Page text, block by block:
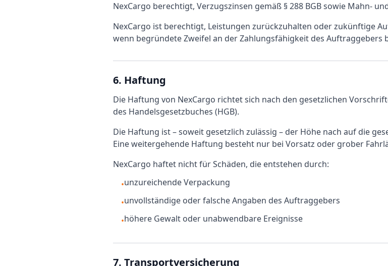
NexCargo berechtigt, Verzugszinsen gemäß § 288 BGB sowie Mahn-
NexCargo ist berechtigt, Leistungen zurückzuhalten oder zukünftige
wenn begründete Zweifel an der Zahlungsfähigkeit des Auftraggebers
6. Haftung
Die Haftung von NexCargo richtet sich nach den gesetzlichen
des Handelsgesetzbuches (HGB).
Die Haftung ist – soweit gesetzlich zulässig – der Höhe nach auf die
Eine weitergehende Haftung besteht nur bei Vorsatz oder grober
NexCargo haftet nicht für Schäden, die entstehen durch:
•unzureichende Verpackung
•unvollständige oder falsche Angaben des Auftraggebers
•höhere Gewalt oder unabwendbare Ereignisse
7. Transportversicherung